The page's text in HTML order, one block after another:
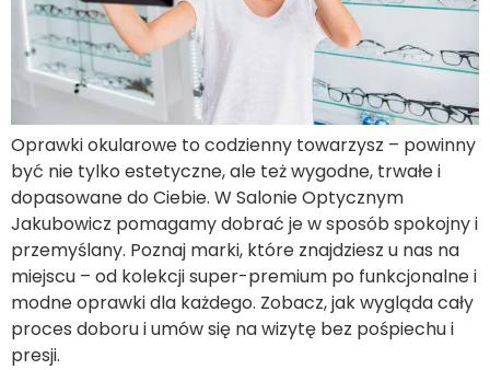
Oprawki okularowe to codzienny towarzysz – powinny
być nie tylko estetyczne, ale też wygodne, trwałe i
dopasowane do Ciebie. W Salonie Optycznym
Jakubowicz pomagamy dobrać je w sposób spokojny i
przemyślany. Poznaj marki, które znajdziesz u nas na
miejscu – od kolekcji super-premium po funkcjonalne i
modne oprawki dla każdego. Zobacz, jak wygląda cały
proces doboru i umów się na wizytę bez pośpiechu i
presji.